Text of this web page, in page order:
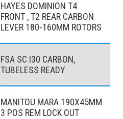
HAYES DOMINION T4
FRONT , T2 REAR CARBON
LEVER 180-160MM ROTORS
FSA SC I30 CARBON,
TUBELESS READY
MANITOU MARA 190X45MM
3 POS REM LOCK OUT